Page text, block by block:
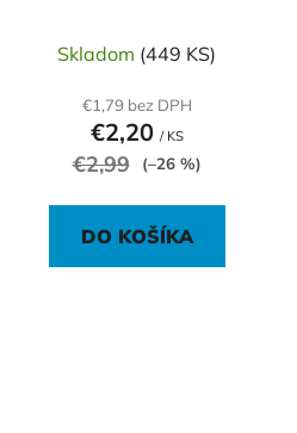
Skladom (449 KS)
€1,79 bez DPH
€2,20 / KS
€2,99 (–26 %)
DO KOŠÍKA